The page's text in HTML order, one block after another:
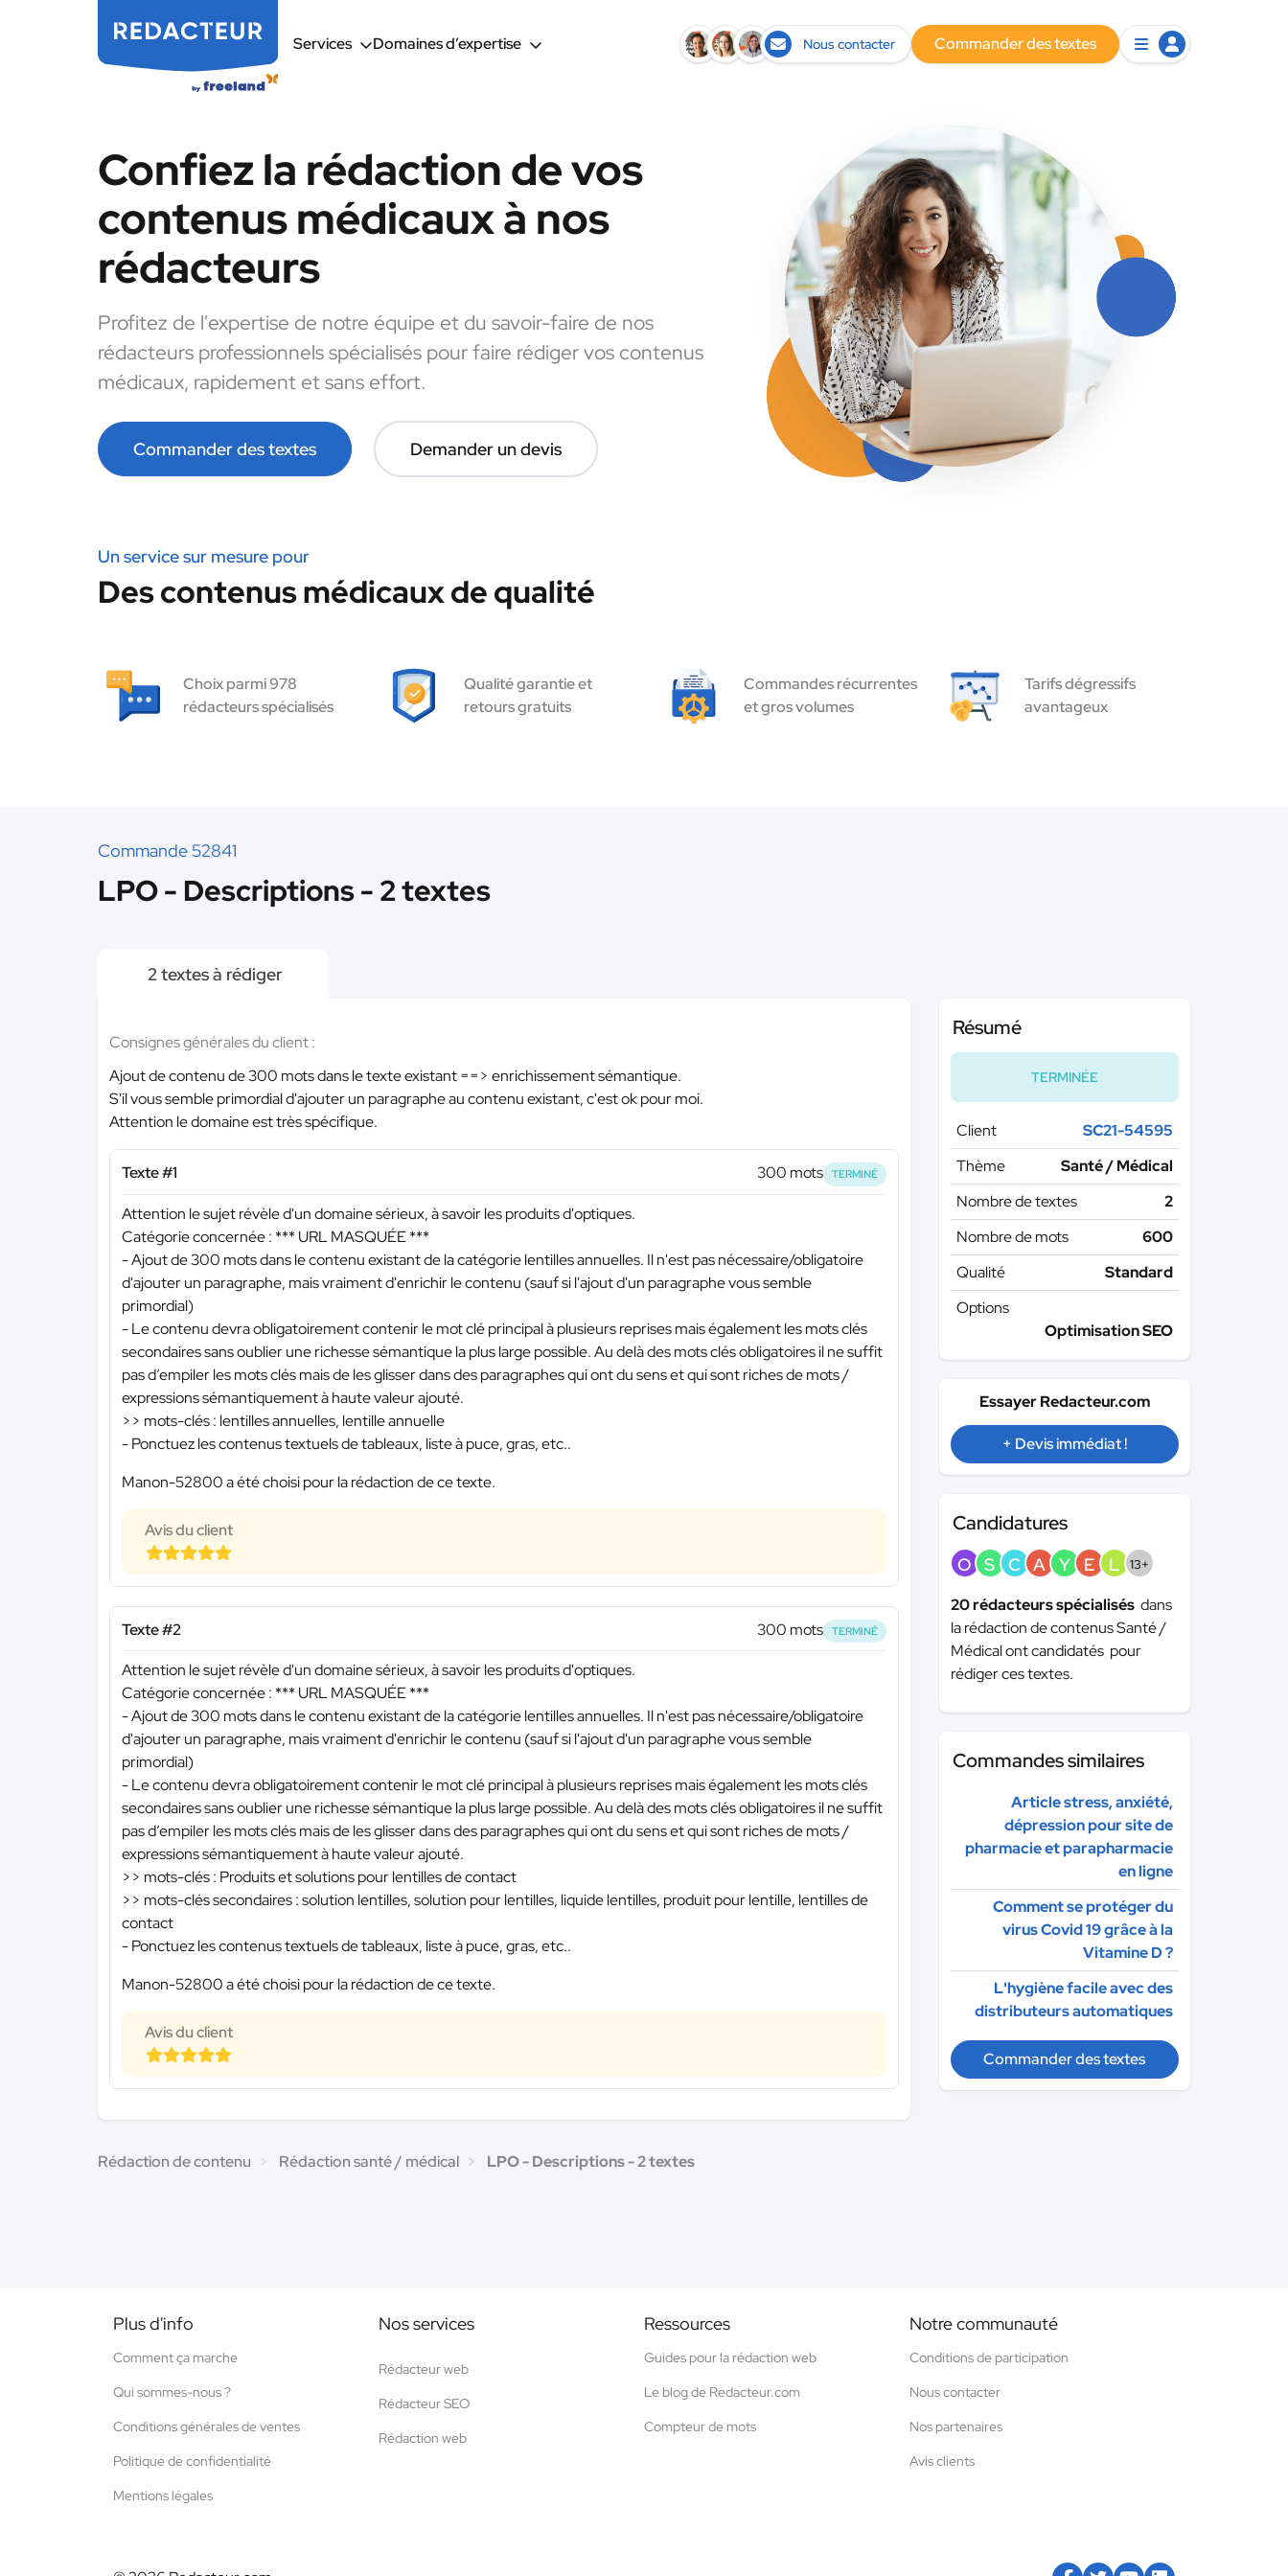
Services Domaines d’expertise Nous contacter Commander des textes
Confiez la rédaction de vos
contenus médicaux à nos
rédacteurs
Profitez de l'expertise de notre équipe et du savoir-faire de nos
rédacteurs professionnels spécialisés pour faire rédiger vos contenus
médicaux, rapidement et sans effort.
Commander des textes Demander un devis
Un service sur mesure pour
Des contenus médicaux de qualité
Choix parmi 978
rédacteurs spécialisés
Qualité garantie et
retours gratuits
Commandes récurrentes
et gros volumes
Tarifs dégressifs
avantageux
Commande 52841
LPO - Descriptions - 2 textes
2 textes à rédiger
Consignes générales du client :
Ajout de contenu de 300 mots dans le texte existant ==> enrichissement sémantique.
S'il vous semble primordial d'ajouter un paragraphe au contenu existant, c'est ok pour moi.
Attention le domaine est très spécifique.
Texte #1 300 mots TERMINÉ
Attention le sujet révèle d'un domaine sérieux, à savoir les produits d'optiques.
Catégorie concernée : *** URL MASQUÉE ***
- Ajout de 300 mots dans le contenu existant de la catégorie lentilles annuelles. Il n'est pas nécessaire/obligatoire
d'ajouter un paragraphe, mais vraiment d'enrichir le contenu (sauf si l'ajout d'un paragraphe vous semble
primordial)
- Le contenu devra obligatoirement contenir le mot clé principal à plusieurs reprises mais également les mots clés
secondaires sans oublier une richesse sémantique la plus large possible. Au delà des mots clés obligatoires il ne suffit
pas d’empiler les mots clés mais de les glisser dans des paragraphes qui ont du sens et qui sont riches de mots /
expressions sémantiquement à haute valeur ajouté.
>> mots-clés : lentilles annuelles, lentille annuelle
- Ponctuez les contenus textuels de tableaux, liste à puce, gras, etc..
Manon-52800 a été choisi pour la rédaction de ce texte.
Avis du client
Texte #2 300 mots TERMINÉ
Attention le sujet révèle d'un domaine sérieux, à savoir les produits d'optiques.
Catégorie concernée : *** URL MASQUÉE ***
- Ajout de 300 mots dans le contenu existant de la catégorie lentilles annuelles. Il n'est pas nécessaire/obligatoire
d'ajouter un paragraphe, mais vraiment d'enrichir le contenu (sauf si l'ajout d'un paragraphe vous semble
primordial)
- Le contenu devra obligatoirement contenir le mot clé principal à plusieurs reprises mais également les mots clés
secondaires sans oublier une richesse sémantique la plus large possible. Au delà des mots clés obligatoires il ne suffit
pas d’empiler les mots clés mais de les glisser dans des paragraphes qui ont du sens et qui sont riches de mots /
expressions sémantiquement à haute valeur ajouté.
>> mots-clés : Produits et solutions pour lentilles de contact
>> mots-clés secondaires : solution lentilles, solution pour lentilles, liquide lentilles, produit pour lentille, lentilles de
contact
- Ponctuez les contenus textuels de tableaux, liste à puce, gras, etc..
Manon-52800 a été choisi pour la rédaction de ce texte.
Avis du client
Résumé
TERMINÉE
Client
SC21-54595
Thème
Santé / Médical
Nombre de textes
2
Nombre de mots
600
Qualité
Standard
Options
Optimisation SEO
Essayer Redacteur.com
+ Devis immédiat !
Candidatures
O S C A Y E L 13+
20 rédacteurs spécialisés dans
la rédaction de contenus Santé /
Médical ont candidatés pour
rédiger ces textes.
Commandes similaires
Article stress, anxiété,
dépression pour site de
pharmacie et parapharmacie
en ligne
Comment se protéger du
virus Covid 19 grâce à la
Vitamine D ?
L'hygiène facile avec des
distributeurs automatiques
Commander des textes
Rédaction de contenu Rédaction santé / médical LPO - Descriptions - 2 textes
Plus d'info
Comment ça marche
Qui sommes-nous ?
Conditions générales de ventes
Politique de confidentialité
Mentions légales
Nos services
Rédacteur web
Rédacteur SEO
Rédaction web
Ressources
Guides pour la rédaction web
Le blog de Redacteur.com
Compteur de mots
Notre communauté
Conditions de participation
Nous contacter
Nos partenaires
Avis clients